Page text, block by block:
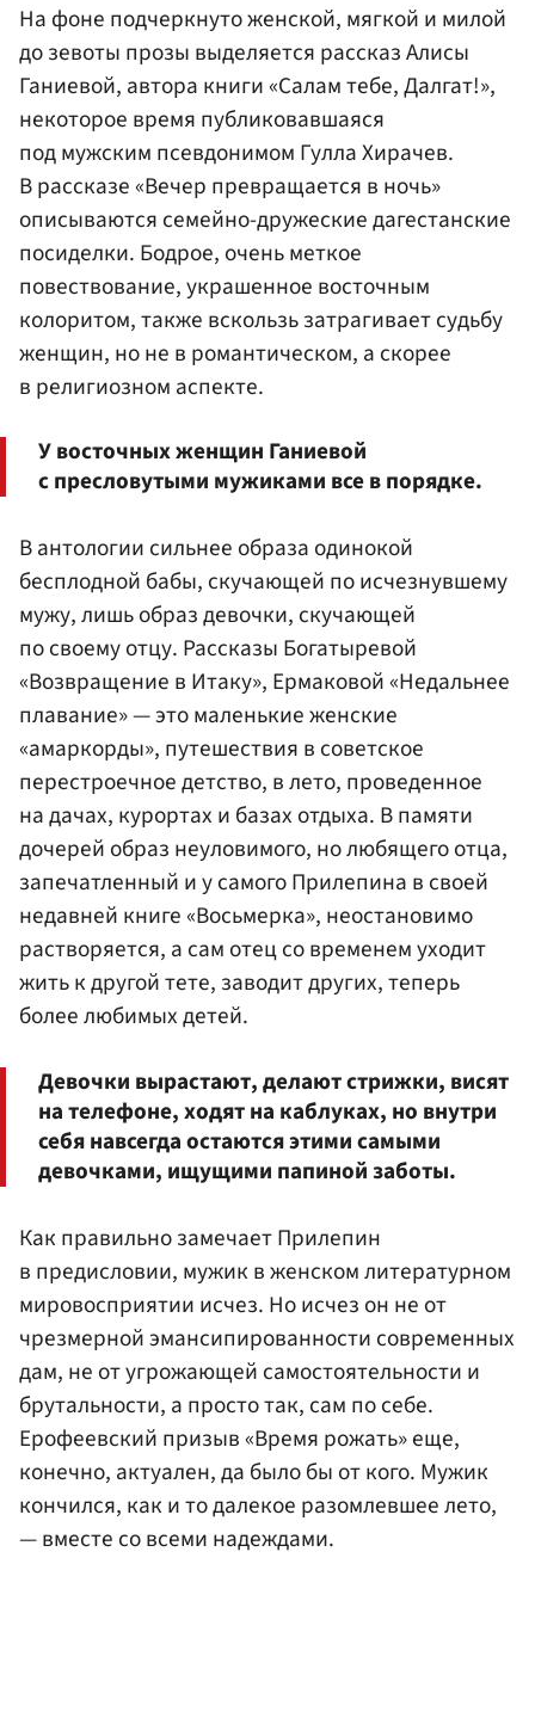
На фоне подчеркнуто женской, мягкой и милой
до зевоты прозы выделяется рассказ Алисы
Ганиевой, автора книги «Салам тебе, Далгат!»,
некоторое время публиковавшаяся
под мужским псевдонимом Гулла Хирачев.
В рассказе «Вечер превращается в ночь»
описываются семейно-дружеские дагестанские
посиделки. Бодрое, очень меткое
повествование, украшенное восточным
колоритом, также вскользь затрагивает судьбу
женщин, но не в романтическом, а скорее
в религиозном аспекте.
У восточных женщин Ганиевой
с пресловутыми мужиками все в порядке.
В антологии сильнее образа одинокой
бесплодной бабы, скучающей по исчезнувшему
мужу, лишь образ девочки, скучающей
по своему отцу. Рассказы Богатыревой
«Возвращение в Итаку», Ермаковой «Недальнее
плавание» — это маленькие женские
«амаркорды», путешествия в советское
перестроечное детство, в лето, проведенное
на дачах, курортах и базах отдыха. В памяти
дочерей образ неуловимого, но любящего отца,
запечатленный и у самого Прилепина в своей
недавней книге «Восьмерка», неостановимо
растворяется, а сам отец со временем уходит
жить к другой тете, заводит других, теперь
более любимых детей.
Девочки вырастают, делают стрижки, висят
на телефоне, ходят на каблуках, но внутри
себя навсегда остаются этими самыми
девочками, ищущими папиной заботы.
Как правильно замечает Прилепин
в предисловии, мужик в женском литературном
мировосприятии исчез. Но исчез он не от
чрезмерной эмансипированности современных
дам, не от угрожающей самостоятельности и
брутальности, а просто так, сам по себе.
Ерофеевский призыв «Время рожать» еще,
конечно, актуален, да было бы от кого. Мужик
кончился, как и то далекое разомлевшее лето,
— вместе со всеми надеждами.